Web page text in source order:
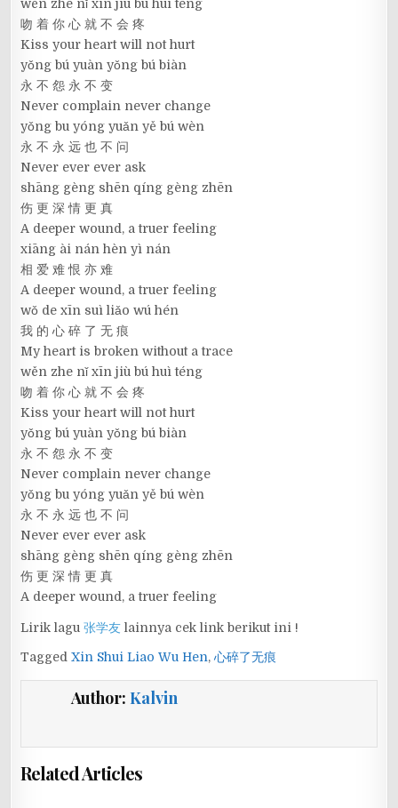
wěn zhe nǐ xīn jiù bú huì téng
吻 着 你 心 就 不 会 疼
Kiss your heart will not hurt
yǒng bú yuàn yǒng bú biàn
永 不 怨 永 不 变
Never complain never change
yǒng bu yóng yuǎn yě bú wèn
永 不 永 远 也 不 问
Never ever ever ask
shāng gèng shēn qíng gèng zhēn
伤 更 深 情 更 真
A deeper wound, a truer feeling
xiāng ài nán hèn yì nán
相 爱 难 恨 亦 难
A deeper wound, a truer feeling
wǒ de xīn suì liǎo wú hén
我 的 心 碎 了 无 痕
My heart is broken without a trace
wěn zhe nǐ xīn jiù bú huì téng
吻 着 你 心 就 不 会 疼
Kiss your heart will not hurt
yǒng bú yuàn yǒng bú biàn
永 不 怨 永 不 变
Never complain never change
yǒng bu yóng yuǎn yě bú wèn
永 不 永 远 也 不 问
Never ever ever ask
shāng gèng shēn qíng gèng zhēn
伤 更 深 情 更 真
A deeper wound, a truer feeling
Lirik lagu张学友 lainnya cek link berikut ini !
TaggedXin Shui Liao Wu Hen,心碎了无痕
Author: Kalvin
Related Articles